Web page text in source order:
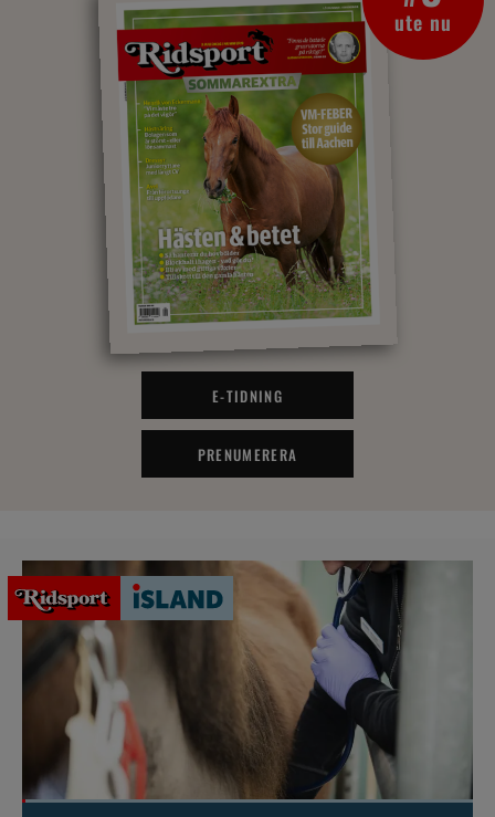
ute nu
E-TIDNING
PRENUMERERA